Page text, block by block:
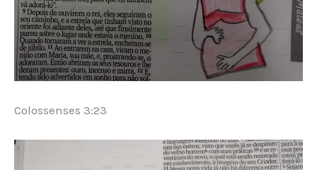
Colossenses 3:23